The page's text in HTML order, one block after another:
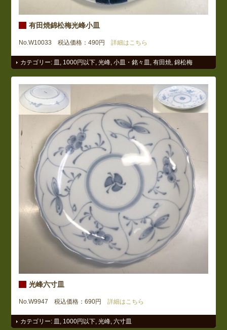
有田焼錦松梅光峰小皿
No.W10033 税込価格：490円 詳細はこちら
カテゴリー: , 1000円以下 ,光峰,小皿・銘々皿 ,有田焼,錦松梅
光峰六寸皿
No.W9947 税込価格：690円 詳細はこちら
カテゴリー: 皿 1000円以下 ,光峰 ,六寸皿